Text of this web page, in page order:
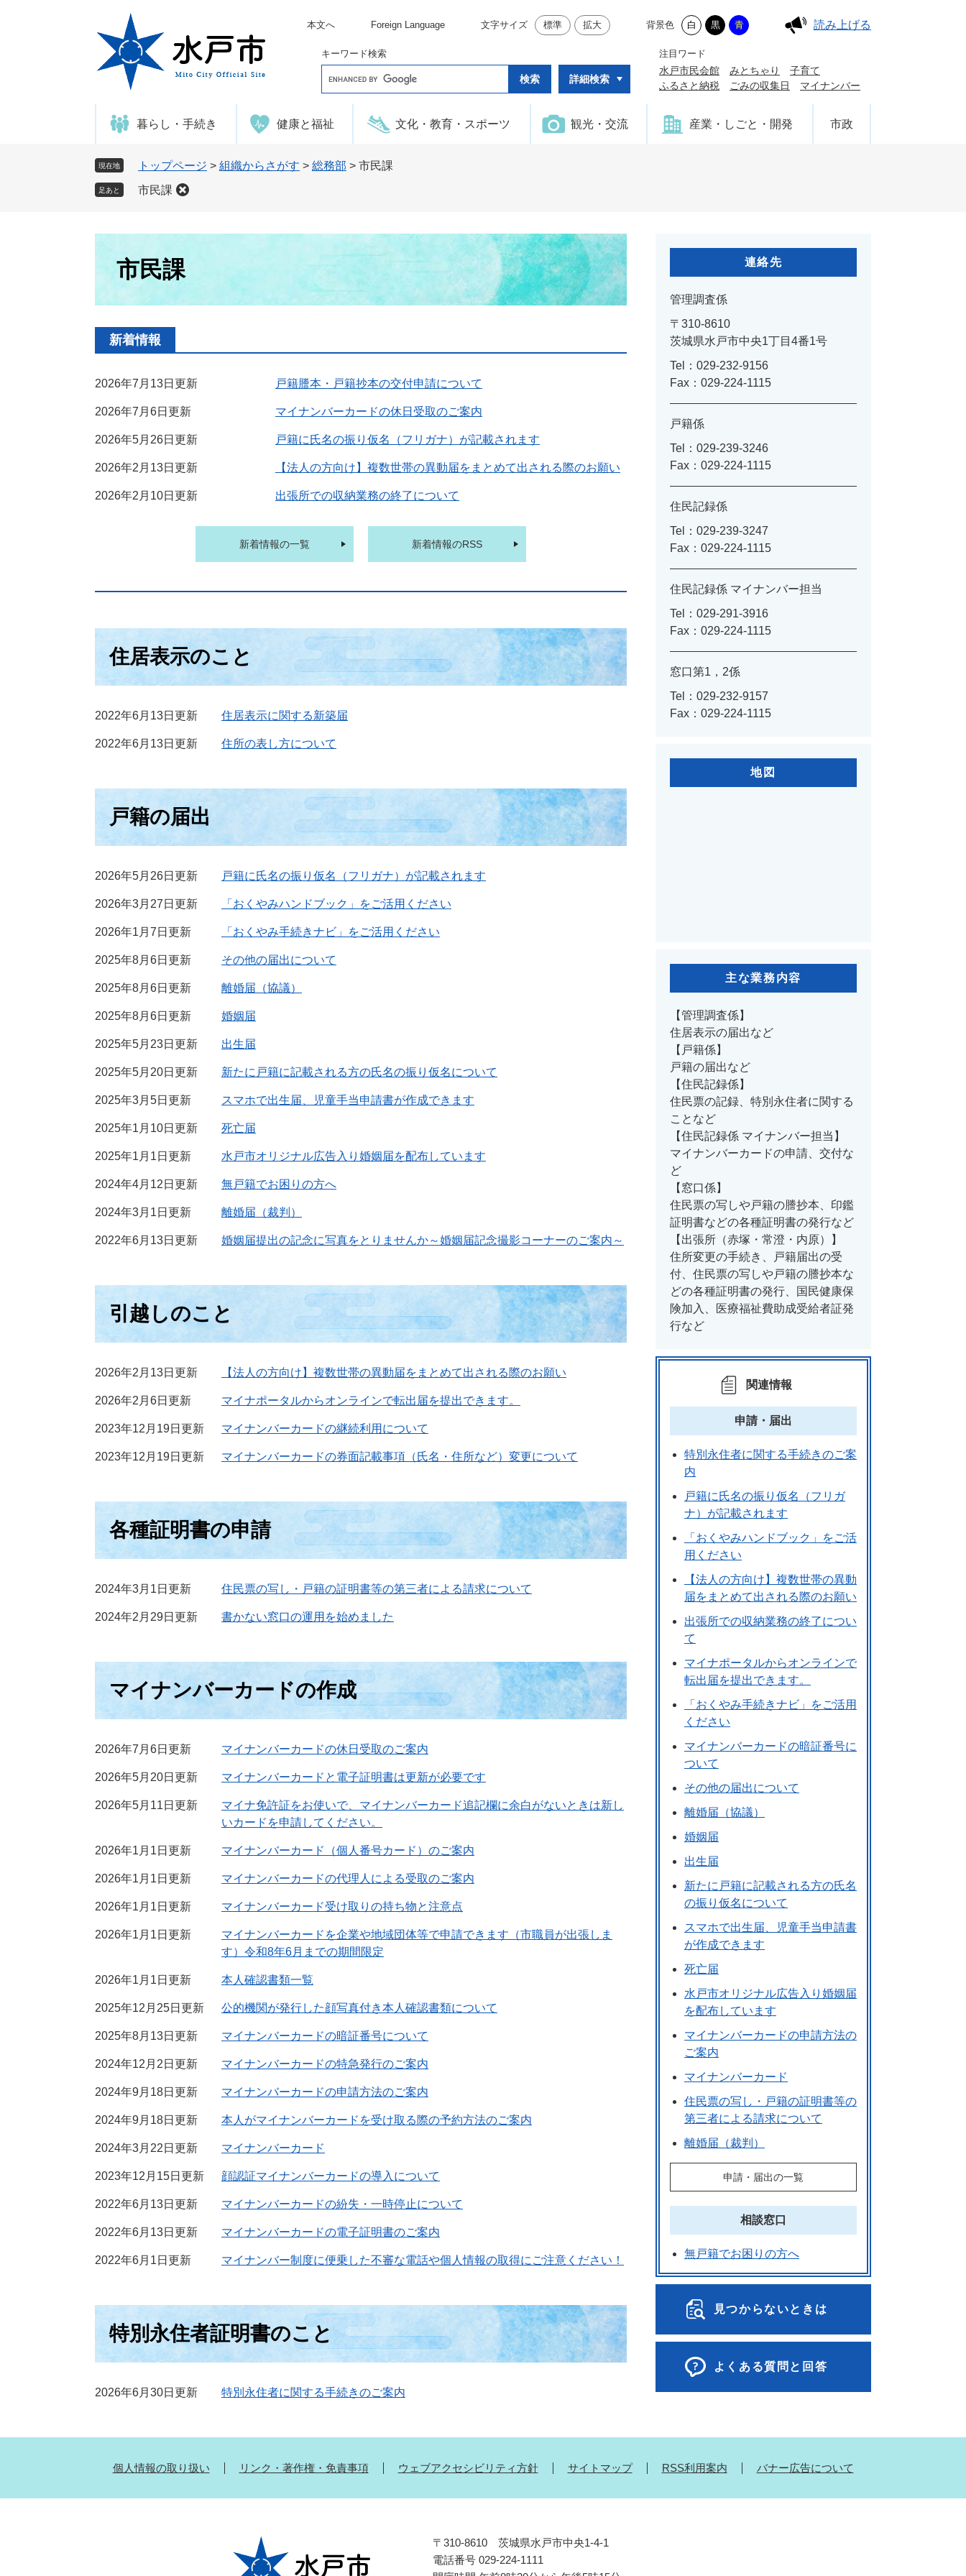
本文へ Foreign Language 文字サイズ 標準 拡大 背景色 白 黒 青 読み上げる
キーワード検索
o
e
タ
ム
詳細検索
注目ワード
水戸市民会館 みとちゃり
子育て
ふるさと納税
ごみの収集日 マイナンバー
暮らし・手続き 健康と福祉 文化・教育・スポーツ 観光・交流 産業・しごと・開発 市政
現在地 トップページ > 組織からさがす > 総務部 > 市民課
足あと 市民課
市民課
新着情報
2026年7月13日更新 戸籍謄本・戸籍抄本の交付申請について
2026年7月6日更新 マイナンバーカードの休日受取のご案内
2026年5月26日更新 戸籍に氏名の振り仮名（フリガナ）が記載されます
2026年2月13日更新 【法人の方向け】複数世帯の異動届をまとめて出される際のお願い
2026年2月10日更新 出張所での収納業務の終了について
新着情報の一覧 新着情報のRSS
住居表示のこと
2022年6月13日更新 住居表示に関する新築届
2022年6月13日更新 住所の表し方について
戸籍の届出
2026年5月26日更新 戸籍に氏名の振り仮名（フリガナ）が記載されます
2026年3月27日更新 「おくやみハンドブック」をご活用ください
2026年1月7日更新 「おくやみ手続きナビ」をご活用ください
2025年8月6日更新 その他の届出について
2025年8月6日更新 離婚届（協議）
2025年8月6日更新 婚姻届
2025年5月23日更新 出生届
2025年5月20日更新 新たに戸籍に記載される方の氏名の振り仮名について
2025年3月5日更新 スマホで出生届、児童手当申請書が作成できます
2025年1月10日更新 死亡届
2025年1月1日更新 水戸市オリジナル広告入り婚姻届を配布しています
2024年4月12日更新 無戸籍でお困りの方へ
2024年3月1日更新 離婚届（裁判）
2022年6月13日更新 婚姻届提出の記念に写真をとりませんか～婚姻届記念撮影コーナーのご案内～
引越しのこと
2026年2月13日更新 【法人の方向け】複数世帯の異動届をまとめて出される際のお願い
2026年2月6日更新 マイナポータルからオンラインで転出届を提出できます。
2023年12月19日更新 マイナンバーカードの継続利用について
2023年12月19日更新 マイナンバーカードの券面記載事項（氏名・住所など）変更について
各種証明書の申請
2024年3月1日更新 住民票の写し・戸籍の証明書等の第三者による請求について
2024年2月29日更新 書かない窓口の運用を始めました
マイナンバーカードの作成
2026年7月6日更新 マイナンバーカードの休日受取のご案内
2026年5月20日更新 マイナンバーカードと電子証明書は更新が必要です
2026年5月11日更新
マイナ免許証をお使いで、マイナンバーカード追記欄に余白がないときは新し
いカードを申請してください。
2026年1月1日更新 マイナンバーカード（個人番号カード）のご案内
2026年1月1日更新 マイナンバーカードの代理人による受取のご案内
2026年1月1日更新 マイナンバーカード受け取りの持ち物と注意点
2026年1月1日更新
マイナンバーカードを企業や地域団体等で申請できます（市職員が出張しま
す）令和8年6月までの期間限定
2026年1月1日更新 本人確認書類一覧
2025年12月25日更新 公的機関が発行した顔写真付き本人確認書類について
2025年8月13日更新 マイナンバーカードの暗証番号について
2024年12月2日更新 マイナンバーカードの特急発行のご案内
2024年9月18日更新 マイナンバーカードの申請方法のご案内
2024年9月18日更新 本人がマイナンバーカードを受け取る際の予約方法のご案内
2024年3月22日更新 マイナンバーカード
2023年12月15日更新 顔認証マイナンバーカードの導入について
2022年6月13日更新 マイナンバーカードの紛失・一時停止について
2022年6月13日更新 マイナンバーカードの電子証明書のご案内
2022年6月1日更新 マイナンバー制度に便乗した不審な電話や個人情報の取得にご注意ください！
特別永住者証明書のこと
2026年6月30日更新 特別永住者に関する手続きのご案内
連絡先
管理調査係
〒310-8610
茨城県水戸市中央1丁目4番1号
Tel：029-232-9156
Fax：029-224-1115
戸籍係
Tel：029-239-3246
Fax：029-224-1115
住民記録係
Tel：029-239-3247
Fax：029-224-1115
住民記録係 マイナンバー担当
Tel：029-291-3916
Fax：029-224-1115
窓口第1，2係
Tel：029-232-9157
Fax：029-224-1115
地図
主な業務内容
【管理調査係】
住居表示の届出など
【戸籍係】
戸籍の届出など
【住民記録係】
住民票の記録、特別永住者に関する
ことなど
【住民記録係 マイナンバー担当】
マイナンバーカードの申請、交付な
ど
【窓口係】
住民票の写しや戸籍の謄抄本、印鑑
証明書などの各種証明書の発行など
【出張所（赤塚・常澄・内原）】
住所変更の手続き、戸籍届出の受
付、住民票の写しや戸籍の謄抄本な
どの各種証明書の発行、国民健康保
険加入、医療福祉費助成受給者証発
行など
関連情報
申請・届出
特別永住者に関する手続きのご案
内
戸籍に氏名の振り仮名（フリガ
ナ）が記載されます
「おくやみハンドブック」をご活
用ください
【法人の方向け】複数世帯の異動
届をまとめて出される際のお願い
出張所での収納業務の終了につい
て
マイナポータルからオンラインで
転出届を提出できます。
「おくやみ手続きナビ」をご活用
ください
マイナンバーカードの暗証番号に
ついて
その他の届出について
離婚届（協議）
婚姻届
出生届
新たに戸籍に記載される方の氏名
の振り仮名について
スマホで出生届、児童手当申請書
が作成できます
死亡届
水戸市オリジナル広告入り婚姻届
を配布しています
マイナンバーカードの申請方法の
ご案内
マイナンバーカード
住民票の写し・戸籍の証明書等の
第三者による請求について
離婚届（裁判）
申請・届出の一覧
相談窓口
無戸籍でお困りの方へ
見つからないときは
よくある質問と回答
個人情報の取り扱い リンク・著作権・免責事項 ウェブアクセシビリティ方針 サイトマップ RSS利用案内 バナー広告について
〒310-8610 茨城県水戸市中央1-4-1
電話番号 029-224-1111